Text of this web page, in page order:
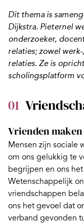
Dit thema is
Dijkstra. Pieternel
onderzoeker,
relaties; zowel
relaties. Ze is
scholingsplatform
01
Vrienden
Mensen zijn sociale
om ons gelukkig te
begrijpen en ons
Wetenschappelijk
vriendschappen
ons het gevoel dat
verband gevonden